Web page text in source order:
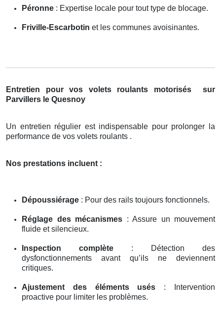
Péronne : Expertise locale pour tout type de blocage.
Friville-Escarbotin et les communes avoisinantes.
Entretien pour vos volets roulants motorisés
sur
Parvillers le Quesnoy
Un entretien régulier est indispensable pour prolonger la
performance de vos volets roulants .
Nos prestations incluent :
Dépoussiérage : Pour des rails toujours fonctionnels.
Réglage des mécanismes : Assure un mouvement
fluide et silencieux.
Inspection complète : Détection des
dysfonctionnements avant qu’ils ne deviennent
critiques.
Ajustement des éléments usés : Intervention
proactive pour limiter les problèmes.